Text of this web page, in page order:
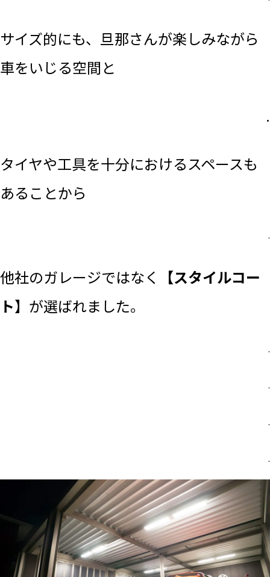
サイズ的にも、 旦那さんが楽しみながら
車をいじる空間と
.
タイヤや工具を十分におけるスペースも
あることから
.
他社のガレージではなく
【スタイルコー
ト】が選ばれました。
.
.
.
.